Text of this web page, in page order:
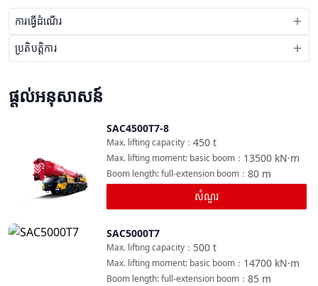
ការធ្វើដំណើរ
ប្រតិបត្តិការ
ផ្តល់អនុសាសន៍
SAC4500T7-8
450 t
Max. lifting capacity ：
13500 kN·m
Max. lifting moment: basic boom ：
80 m
Boom length: full-extension boom ：
សំណួរ
ប្រៀបធៀប
SAC5000T7
500 t
Max. lifting capacity ：
14700 kN·m
Max. lifting moment: basic boom ：
85 m
Boom length: full-extension boom ：